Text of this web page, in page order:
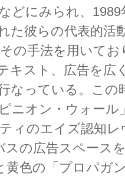
どにみられ、
た彼らの代表的活
その手法を用いて
キスト、広告を広
なっている。この
ニオン・ウォール
ィのエイズ認知
スの広告スペース
黄色の「プロパガ